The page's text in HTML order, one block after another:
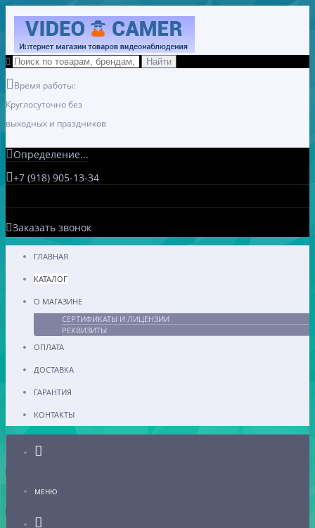
Время работы:
Круглосуточно без
выходных и праздников
Определение...
+7 (918) 905-13-34
Заказать звонок
ГЛАВНАЯ
КАТАЛОГ
О МАГАЗИНЕ
СЕРТИФИКАТЫ И ЛИЦЕНЗИИ
РЕКВИЗИТЫ
ОПЛАТА
ДОСТАВКА
ГАРАНТИЯ
КОНТАКТЫ
МЕНЮ